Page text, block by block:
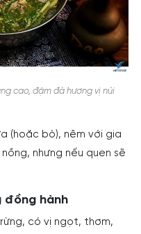
cao, đậm đà hương vị núi
(hoặc bò), nêm với gia
nhưng nếu quen sẽ
đồng hành
có vị ngọt, thơm,